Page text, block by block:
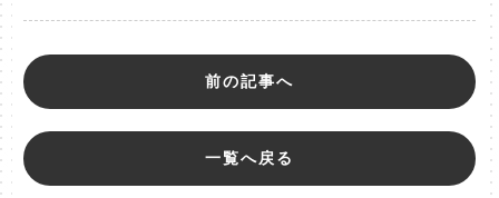
前の記事へ
一覧へ戻る